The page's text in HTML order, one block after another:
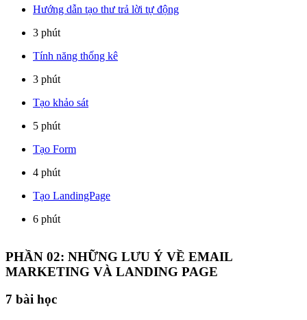
Hướng dẫn tạo thư trả lời tự động
3 phút
Tính năng thống kê
3 phút
Tạo khảo sát
5 phút
Tạo Form
4 phút
Tạo LandingPage
6 phút
PHẦN 02: NHỮNG LƯU Ý VỀ EMAIL
MARKETING VÀ LANDING PAGE
7 bài học